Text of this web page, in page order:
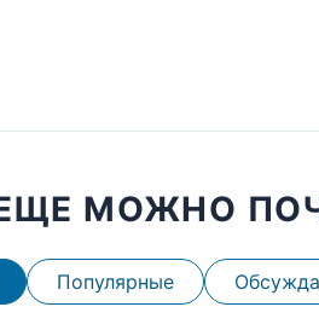
МОЖНО
Популярные